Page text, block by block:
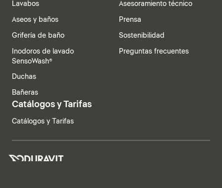
Lavabos
Aseos y baños
Grifería de baño
Inodoros de lavado
SensoWash®
Duchas
Bañeras
Asesoramiento técnico
Prensa
Sostenibilidad
Preguntas frecuentes
Catálogos y Tarifas
Catálogos y Tarifas